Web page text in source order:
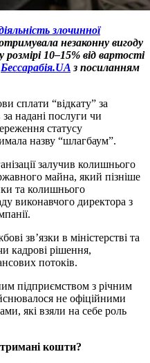
злочинної
незаконну вигоду
10–15% від вартості
Бессарабія.UA з посиланням
сплати “відкату” за
надані послуги чи
статусу
назву “шлагбаум”.
залучив колишнього
майна, який пізніше
та колишнього
виконавчого директора з
зв’язки в міністерстві та
кадрові рішення,
потоків.
підприємством з річним
не офіційними
які взяли на себе роль
кошти?